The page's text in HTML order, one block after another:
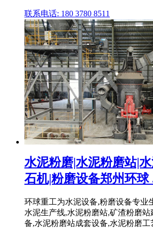
联系电话: 180 3780 8511
水泥粉磨|水泥粉磨站|
石机|粉磨设备郑州环球
环球重工为水泥设备,粉磨设备专业
水泥生产线,水泥粉磨站,矿渣粉磨
备,水泥粉磨站成套设备,水泥粉磨